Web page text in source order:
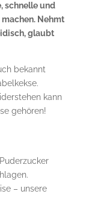
schnelle und
Nehmt
glaubt
bekannt
kann
gehören!
– unsere